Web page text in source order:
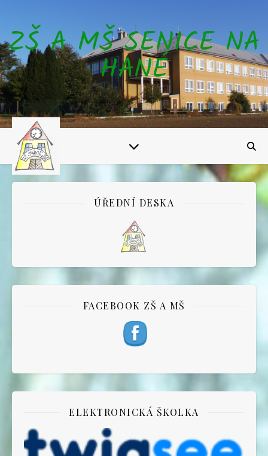
ZŠ A MŠ SENICE NA
HANÉ
ÚŘEDNÍ DESKA
FACEBOOK ZŠ A MŠ
ELEKTRONICKÁ ŠKOLKA